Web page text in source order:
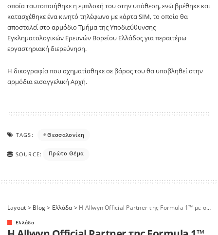
οποία ταυτοποιήθηκε η εμπλοκή του στην υπόθεση, ενώ βρέθηκε και
κατασχέθηκε ένα κινητό τηλέφωνο με κάρτα SIM, το οποίο θα
αποσταλεί στο αρμόδιο Τμήμα της Υποδιεύθυνσης
Εγκληματολογικών Ερευνών Βορείου Ελλάδος για περαιτέρω
εργαστηριακή διερεύνηση.
Η δικογραφία που σχηματίσθηκε σε βάρος του θα υποβληθεί στην
αρμόδια εισαγγελική Αρχή.
TAGS: Θεσσαλονίκη
SOURCE: Πρώτο Θέμα
Layout > Blog> Ελλάδα> Η Allwyn Official Partner της Formula 1™ με στόχο την ενίσχυση του παγκόσμιου brand της
Ελλάδα